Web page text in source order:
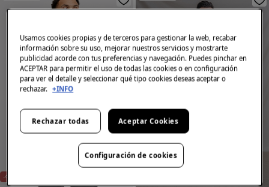
-40%
Usamos cookies propias y de terceros para gestionar la web, recabar
información sobre su uso, mejorar nuestros servicios y mostrarte
publicidad acorde con tus preferencias y navegación. Puedes pinchar en
ACEPTAR para permitir el uso de todas las cookies o en configuración
para ver el detalle y seleccionar qué tipo cookies deseas aceptar o
rechazar. +INFO
Rechazar todas Aceptar Cookies
Configuración de cookies